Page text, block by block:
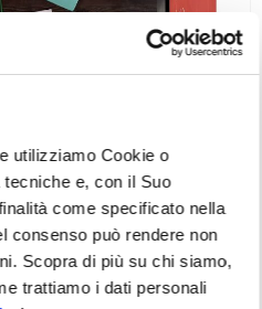
utilizziamo Cookie o
e, con il Suo
come specificato nella
consenso può rendere non
Scopra di più su chi siamo,
trattiamo i dati personali